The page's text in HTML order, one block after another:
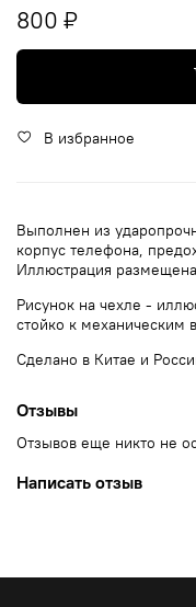
800 ₽
В избранное
Выполнен из
корпус телефона,
Иллюстрация
Рисунок на чехле -
стойко к механическим
Сделано в Китае и
Отзывы
Отзывов еще никто не
Написать отзыв